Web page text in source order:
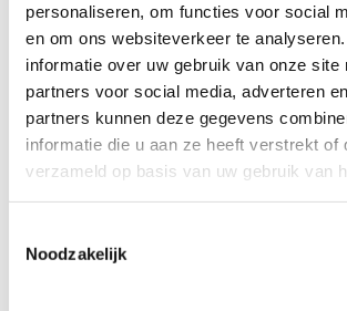
personaliseren, om functies voor social
en om ons websiteverkeer te
informatie over uw gebruik van onze site
partners voor social media, adverteren
partners kunnen deze gegevens
informatie die u aan ze heeft verstrekt of
verzameld op basis van uw gebruik van
Noodzakelijk
vroege voorjaar. Leer hoe je eetbare
kruiden en bessen herkent en veilig
benieuwd welke eetbare wilde
moment te vinden zijn? Kijk om je
zien wat eetbaar is. In Nederland zijn
gegaan.